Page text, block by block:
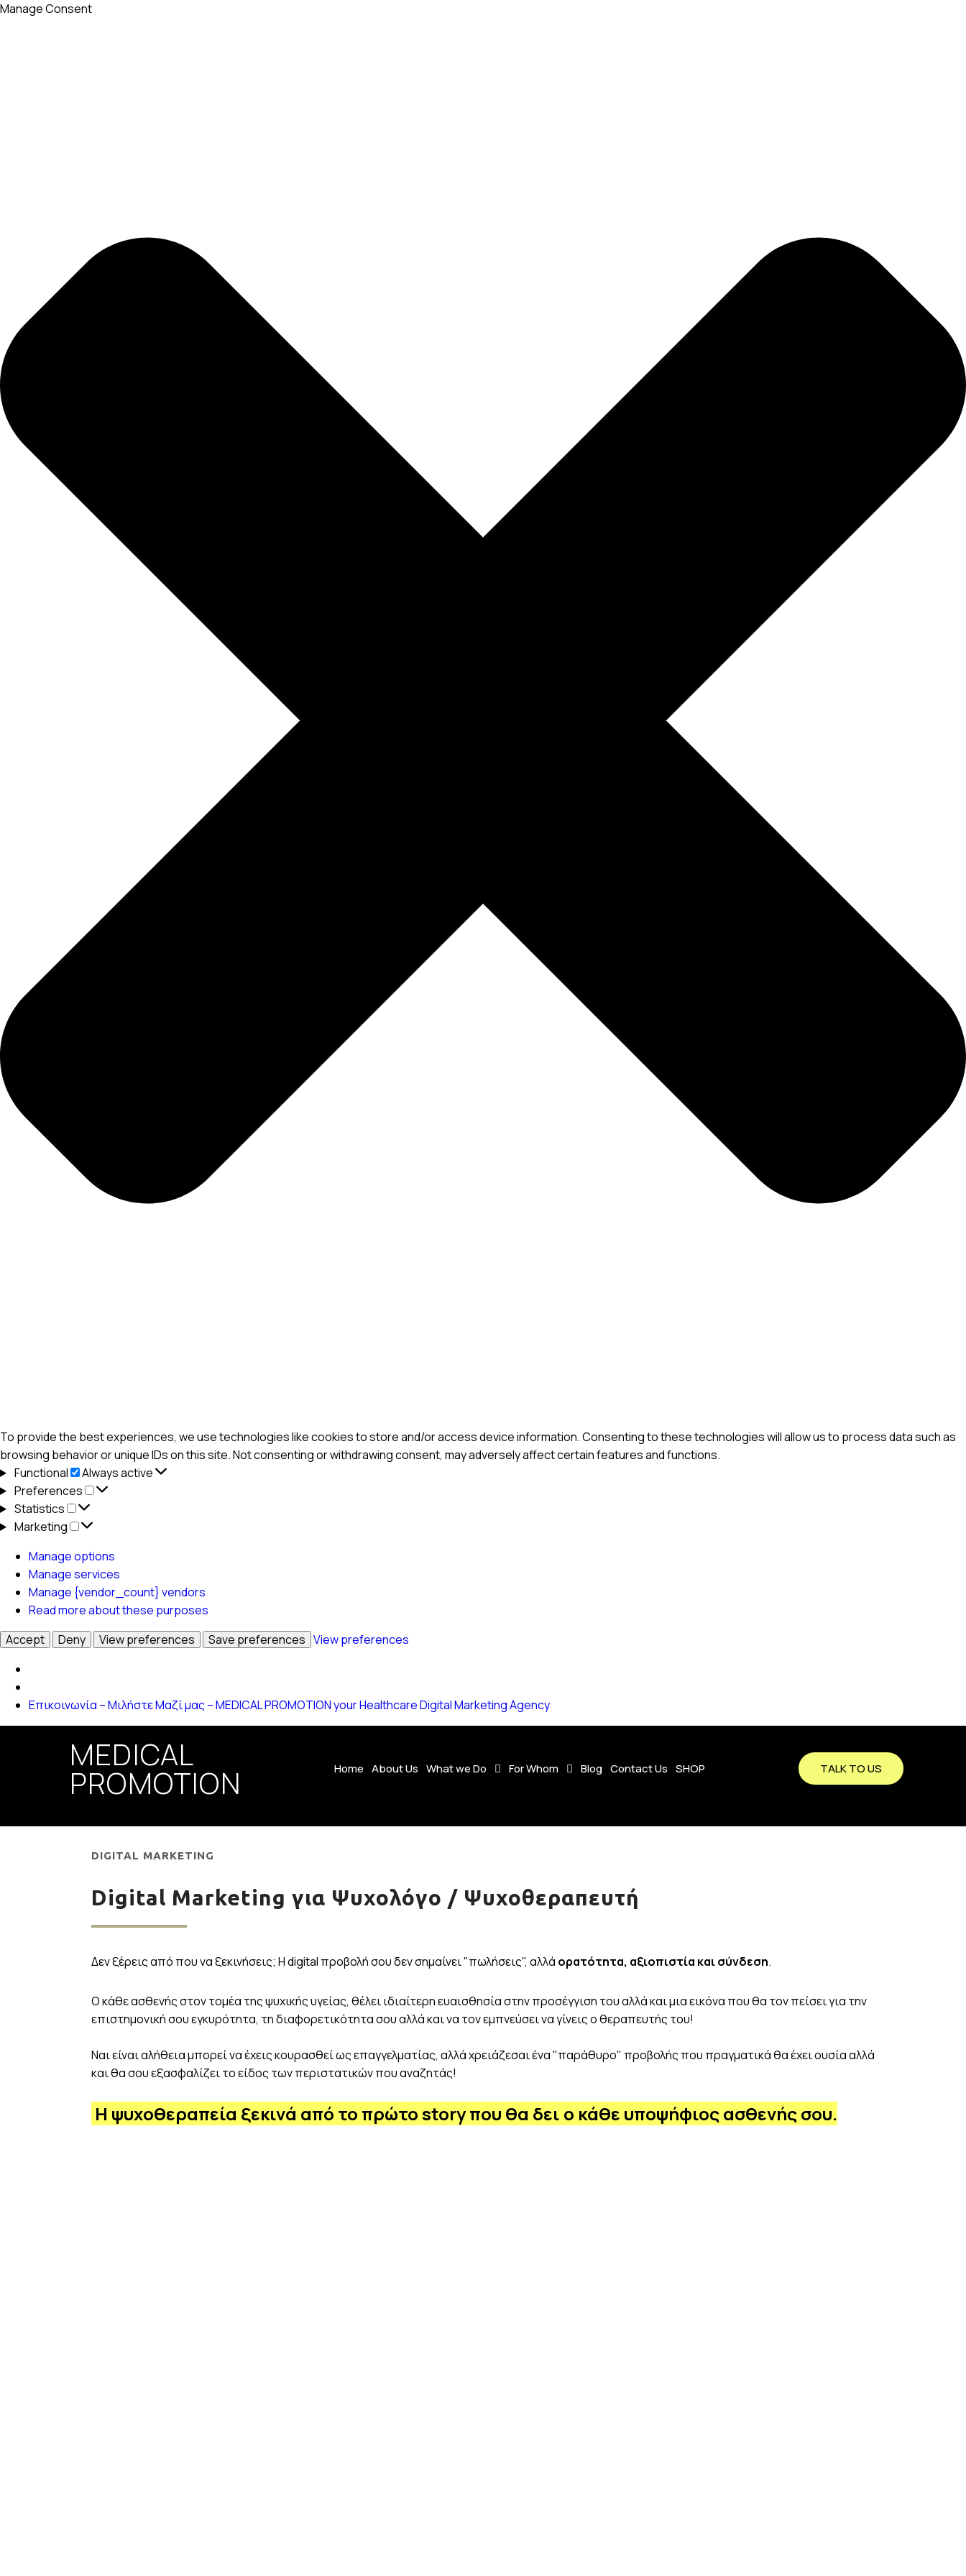
Manage Consent
To provide the best experiences, we use technologies like cookies to store and/or access device information. Consenting to these technologies will allow us to process data such as
browsing behavior or unique IDs on this site. Not consenting or withdrawing consent, may adversely affect certain features and functions.
Functional
Functional
Always active
Preferences
Preferences
Statistics
Statistics
Marketing
Marketing
Manage options
Manage services
Manage {vendor_count} vendors
Read more about these purposes
Accept
Deny View preferences Save preferences View preferences
Επικοινωνία – Μιλήστε Μαζί μας – MEDICAL PROMOTION your Healthcare Digital Marketing Agency
MEDICAL
PROMOTION Home About Us What we Do For Whom Blog Contact Us SHOP TALK TO US
DIGITAL MARKETING
Digital Marketing για Ψυχολόγο / Ψυχοθεραπευτή
Δεν ξέρεις από που να ξεκινήσεις; Η digital προβολή σου δεν σημαίνει "πωλήσεις", αλλά ορατότητα, αξιοπιστία και σύνδεση.
Ο κάθε ασθενής στον τομέα της ψυχικής υγείας, θέλει ιδιαίτερη ευαισθησία στην προσέγγιση του αλλά και μια εικόνα που θα τον πείσει για την
επιστημονική σου εγκυρότητα, τη διαφορετικότητα σου αλλά και να τον εμπνεύσει να γίνεις ο θεραπευτής του!
Ναι είναι αλήθεια μπορεί να έχεις κουρασθεί ως επαγγελματίας, αλλά χρειάζεσαι ένα "παράθυρο" προβολής που πραγματικά θα έχει ουσία αλλά
και θα σου εξασφαλίζει το είδος των περιστατικών που αναζητάς!
Η ψυχοθεραπεία ξεκινά από το πρώτο story που θα δει ο κάθε υποψήφιος ασθενής σου.